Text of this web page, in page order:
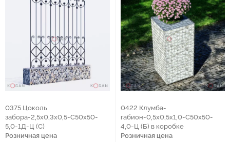
0375 Цоколь
забора-2,5х0,3х0,5-С50х50-
5,0-1Д-Ц (С)
Розничная цена
0422 Клумба-
габион-0,5х0,5х1,0-С50х50-
4,0-Ц (Б) в коробке
Розничная цена